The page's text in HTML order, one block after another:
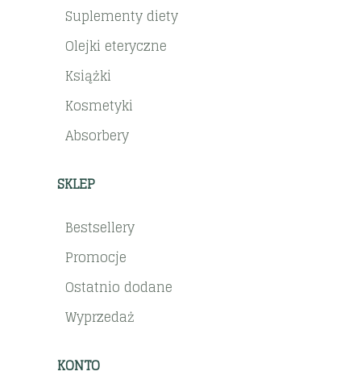
Suplementy diety
Olejki eteryczne
Książki
Kosmetyki
Absorbery
SKLEP
Bestsellery
Promocje
Ostatnio dodane
Wyprzedaż
KONTO